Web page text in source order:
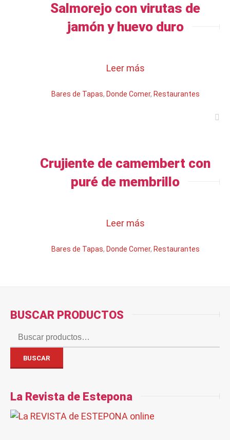
Salmorejo con virutas de
jamón y huevo duro
Leer más
Bares de Tapas, Donde Comer, Restaurantes
Crujiente de camembert con
puré de membrillo
Leer más
Bares de Tapas, Donde Comer, Restaurantes
BUSCAR PRODUCTOS
Buscar
por:
BUSCAR
La Revista de Estepona